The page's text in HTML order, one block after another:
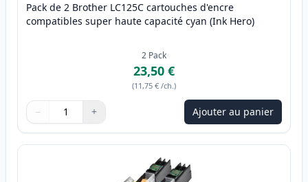
Pack de 2 Brother LC125C cartouches d'encre
compatibles super haute capacité cyan (Ink Hero)
2 Pack
23,50 €
(11,75 € /ch.)
Quantité
Utilisez les boutons pour ajuster
− +
Quantité Ajouter au panier